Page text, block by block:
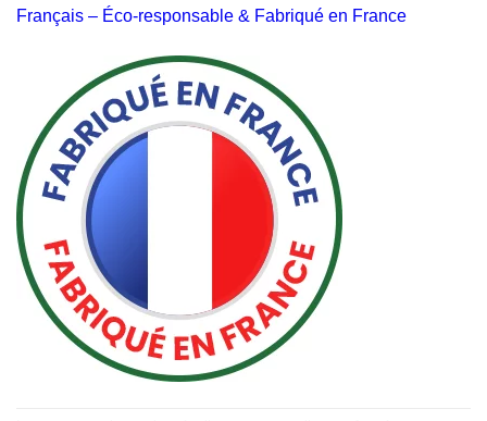
Français – Éco-responsable & Fabriqué en France